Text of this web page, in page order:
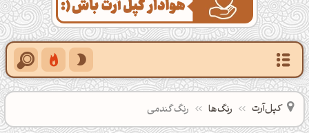
کپل‌آرت رنگ‌ها رنگ گندمی